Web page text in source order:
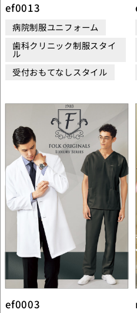
ef0013
病院制服ユニフォーム
歯科クリニック制服スタイ
ル
受付おもてなしスタイル
ef0003